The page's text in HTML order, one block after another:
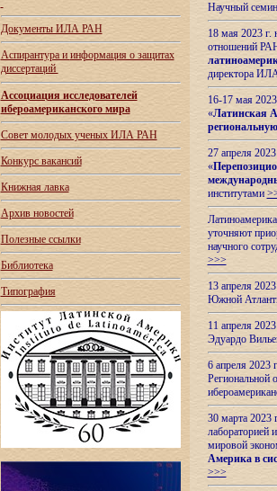
Документы ИЛА РАН
Аспирантура и информация о защитах
диссертаций
Ассоциация исследователей
ибероамериканского мира
Совет молодых ученых ИЛА РАН
Конкурс вакансий
Книжная лавка
Архив новостей
Полезные ссылки
Библиотека
Типография
Научный
18 мая 2023
отношений
директора
16-17 мая
«Латинская
27 апреля
«
институтами
уточняют
научного
>>>
13 апреля
Южной
11 апреля
Эдуардо
6 апреля
Региональной
30 марта 2023
лабораторией
мировой
Америка в
>>>